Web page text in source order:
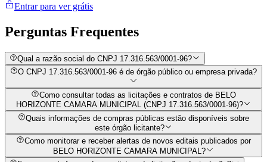
Entrar para ver grátis
Perguntas Frequentes
Qual a razão social do CNPJ 17.316.563/0001-96?
O CNPJ 17.316.563/0001-96 é de órgão público ou empresa privada?
Como consultar todas as licitações e contratos de BELO
HORIZONTE CAMARA MUNICIPAL (CNPJ 17.316.563/0001-96)?
Quais informações de compras públicas estão disponíveis sobre
este órgão licitante?
Como monitorar e receber alertas de novos editais publicados por
BELO HORIZONTE CAMARA MUNICIPAL?